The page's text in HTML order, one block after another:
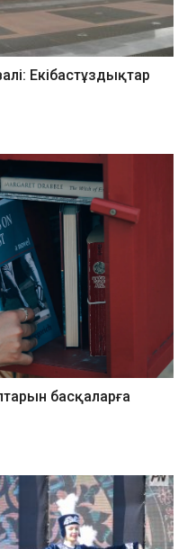
Екібастұздықтар
басқаларға